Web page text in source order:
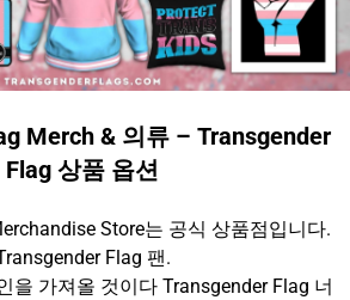
Merch & 의류 – Transgender
Flag 상품 옵션
Store는 공식 상품점입니다.
Flag 팬.
을 가져올 것이다 Transgender Flag 너